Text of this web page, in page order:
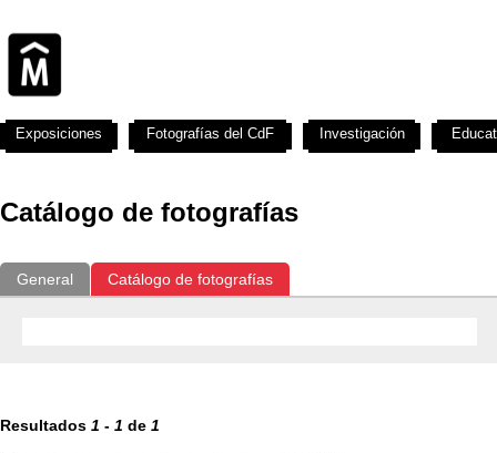
Catálogo de fotografías
General Catálogo de fotografías
Resultados 1 - 1 de 1
Exposiciones Fotografías del CdF Investigación